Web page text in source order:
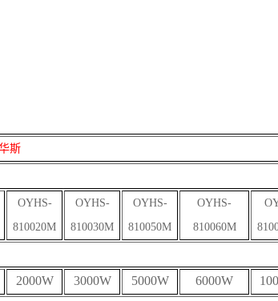
斯
OYHS-
810020M
OYHS-
810030M
OYHS-
810050M
OYHS-
810060M
8
2000W 3000W 5000W 6000W